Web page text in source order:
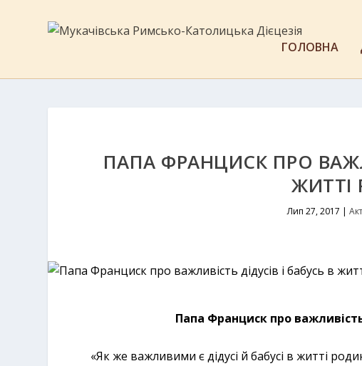
ГОЛОВНА
ПАПА ФРАНЦИСК ПРО
Лип 27, 2017 |
Папа Франциск про
«Як же важливими є дідусі й бабусі в житті